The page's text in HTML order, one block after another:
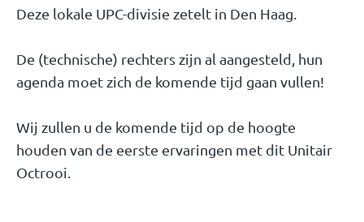
Deze lokale UPC-divisie zetelt in Den Haag.
De (technische) rechters zijn al aangesteld, hun
agenda moet zich de komende tijd gaan vullen!
Wij zullen u de komende tijd op de hoogte
houden van de eerste ervaringen met dit Unitair
Octrooi.